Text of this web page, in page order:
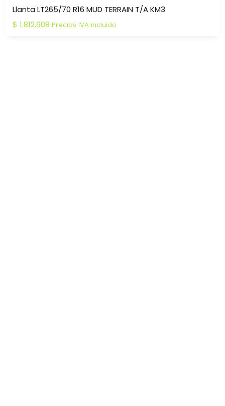
Llanta LT265/70 R16 MUD TERRAIN T/A KM3
$ 1.812.608 Precios IVA incluido